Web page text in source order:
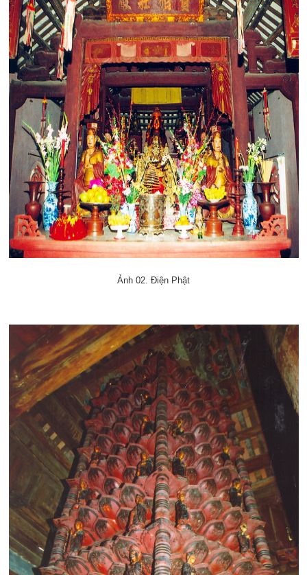
Ảnh 02. Điện Phật